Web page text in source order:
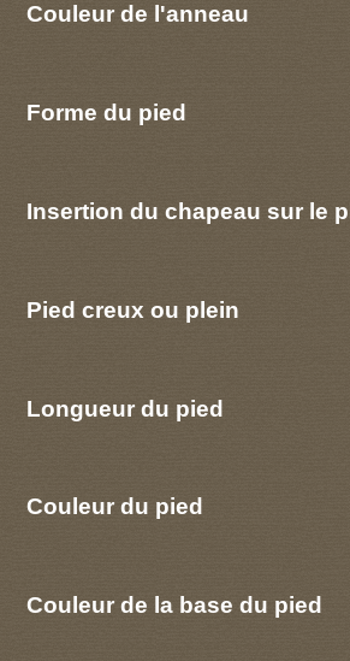
Couleur de l'anneau
Forme du pied
Insertion du chapeau sur le
Pied creux ou plein
Longueur du pied
Couleur du pied
Couleur de la base du pied